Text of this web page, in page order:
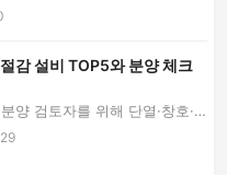
양가 계산, 신청·...
감 설비 TOP5와 분양 체크
양 검토자를 위해 단열·창호·
링 등 절감 설비 TOP5...